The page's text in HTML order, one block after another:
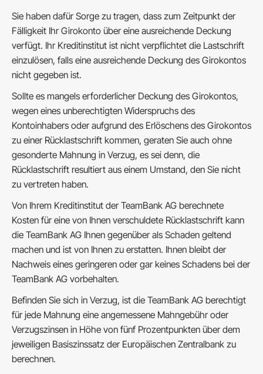
Sie haben dafür Sorge zu tragen, dass zum Zeitpunkt der
Fälligkeit Ihr Girokonto über eine ausreichende Deckung
verfügt. Ihr Kreditinstitut ist nicht verpflichtet die Lastschrift
einzulösen, falls eine ausreichende Deckung des Girokontos
nicht gegeben ist.
Sollte es mangels erforderlicher Deckung des Girokontos,
wegen eines unberechtigten Widerspruchs des
Kontoinhabers oder aufgrund des Erlöschens des Girokontos
zu einer Rücklastschrift kommen, geraten Sie auch ohne
gesonderte Mahnung in Verzug, es sei denn, die
Rücklastschrift resultiert aus einem Umstand, den Sie nicht
zu vertreten haben.
Von Ihrem Kreditinstitut der TeamBank AG berechnete
Kosten für eine von Ihnen verschuldete Rücklastschrift kann
die TeamBank AG Ihnen gegenüber als Schaden geltend
machen und ist von Ihnen zu erstatten. Ihnen bleibt der
Nachweis eines geringeren oder gar keines Schadens bei der
TeamBank AG vorbehalten.
Befinden Sie sich in Verzug, ist die TeamBank AG berechtigt
für jede Mahnung eine angemessene Mahngebühr oder
Verzugszinsen in Höhe von fünf Prozentpunkten über dem
jeweiligen Basiszinssatz der Europäischen Zentralbank zu
berechnen.